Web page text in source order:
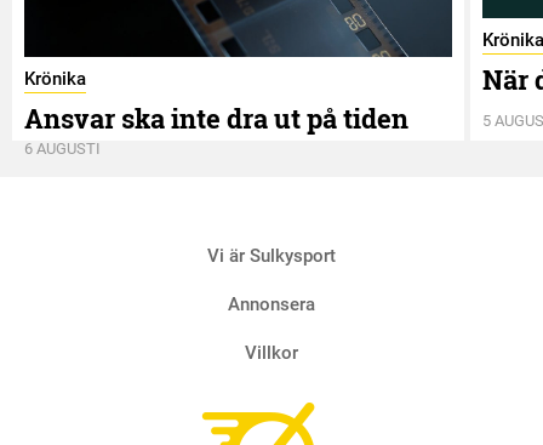
Krönika
Ansvar ska inte dra ut på tiden
6 AUGUSTI
Krönika
När
5
Vi är Sulkysport
Annonsera
Villkor